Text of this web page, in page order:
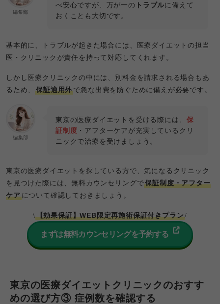
編集部
べ安心ですが、万が一の トラブルに備えて
おくことも大切です。
基本的に、トラブルが起きた場合には、医療ダイエットの担当
医・クリニックが責任を持って対応してくれます。
しかし医療クリニックの中には、別料金を請求される場合もあ
るため、保証適用外で急な出費を防ぐために備えが必要です。
編集部
東京の医療ダイエットを受ける際には、 保
証制度 ・アフターケアが充実しているクリ
ニックで治療を受けましょう。
東京の医療ダイエットを探している方で、気になるクリニック
を見つけた際には、無料カウンセリングで保証制度・アフター
ケアについて確認しておきましょう。
\【効果保証】WEB限定再施術保証付きプラン/
まずは無料カウンセリングを予約する
東京の医療ダイエットクリニックのおすす
めの選び方③ 症例数を確認する